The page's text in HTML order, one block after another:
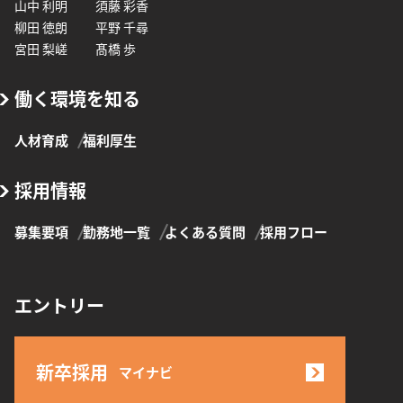
山中 利明
須藤 彩香
柳田 徳朗
平野 千尋
宮田 梨嵯
髙橋 歩
働く環境を知る
人材育成 福利厚生
採用情報
募集要項 勤務地一覧 よくある質問 採用フロー
エントリー
新卒採用 マイナビ